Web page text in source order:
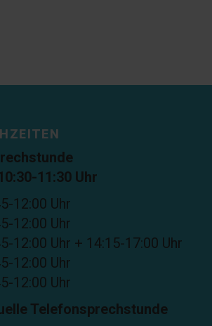
11:30 Uhr
12:00 Uhr
12:00 Uhr
12:00 Uhr + 14:15-17:00 Uhr
12:00 Uhr
12:00 Uhr
Telefonsprechstunde